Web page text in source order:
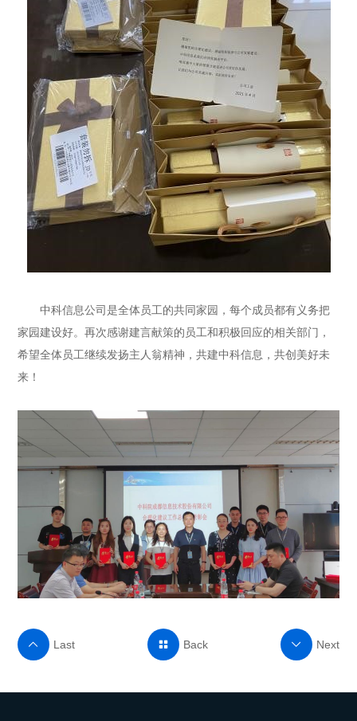
中科信息公司是全体员工的共同家园，每个成员都有义务把
家园建设好。再次感谢建言献策的员工和积极回应的相关部门，
希望全体员工继续发扬主人翁精神，共建中科信息，共创美好未
来！
 Last  Back  Next